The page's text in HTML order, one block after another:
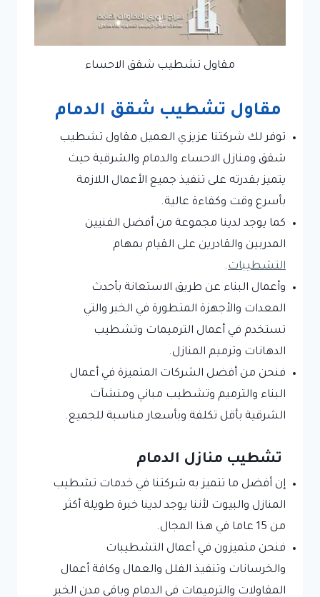
مقاول تشطيب شقق الاحساء
مقاول تشطيب شقق الدمام
توفر لك شركتنا عزيزي العميل مقاول تشطيب
شقق ومنازل الاحساء والدمام والشرقية حيث
يتميز بقدرته على تنفيذ جميع الأعمال اللازمة
بأسرع وقت وكفاءة عالية.
كما يوجد لدينا مجموعة من أفضل الفنيين
المدربين والقادرين على القيام بمهام
التشطيبات.
وأعمال البناء عن طريق الاستعانة بأحدث
المعدات والأجهزة المتطورة في الخبر والتي
تستخدم في أعمال الترميمات وتشطيب
الدهانات وترميم المنازل.
فنحن من أفضل الشركات المتميزة في أعمال
البناء والترميم وتشطيب مباني ومنشآت
الشرقية بأقل تكلفة وبأسعار مناسبة للجميع.
تشطيب منازل الدمام
إن أفضل ما تتميز به شركتنا في خدمات تشطيب
المنازل والبيوت لأننا يوجد لدينا خبرة طويلة أكثر
من 15 عاما في هذا المجال.
فنحن متميزون في أعمال التشطيبات
والخرسانات وتنفيذ الفلل والعمال وكافة أعمال
المقاولات والترميمات في الدمام وباقي مدن الخبر